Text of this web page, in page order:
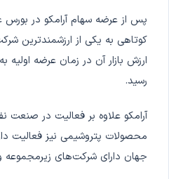
پس از عرضه سهام آرامکو در
کوتاهی به یکی از ارزشمندترین
رسید.
آرامکو علاوه بر فعالیت در صنعت
محصولات پتروشیمی نیز فعالیت
جهان دارای شرکت‌های